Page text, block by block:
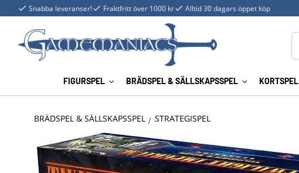
Snabba leveranser! Fraktfritt över 1000 kr Alltid 30 dagars öppet köp
FIGURSPEL BRÄDSPEL & SÄLLSKAPSSPEL KORTSPEL
BRÄDSPEL & SÄLLSKAPSSPEL STRATEGISPEL